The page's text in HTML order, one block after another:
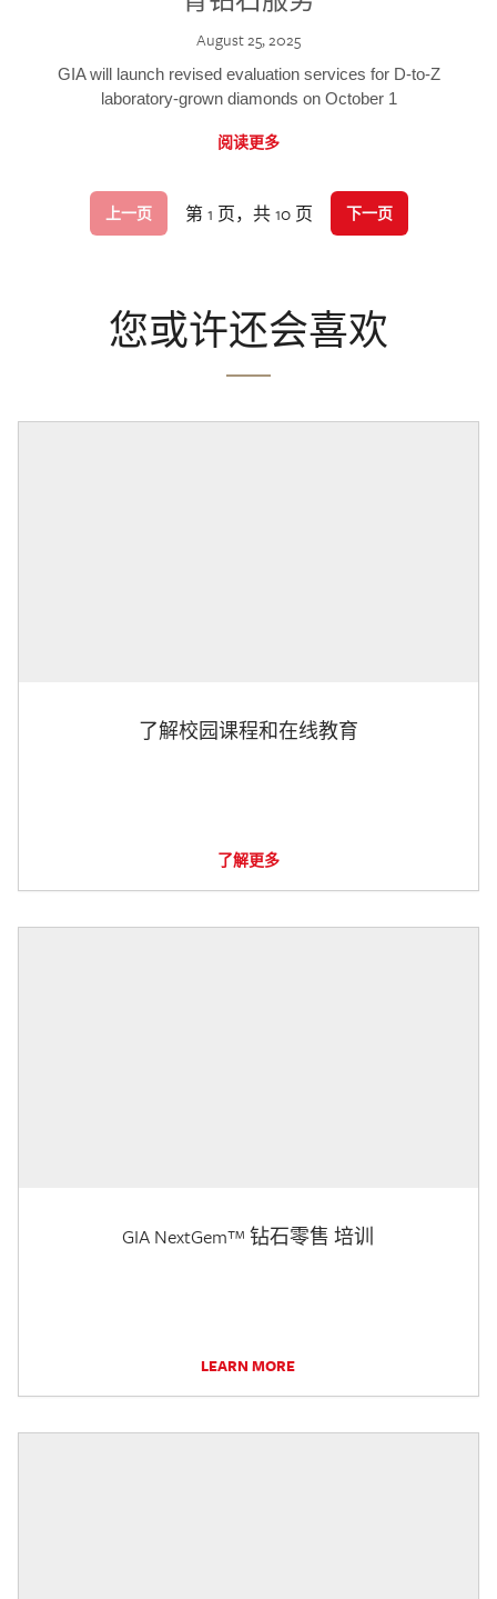
August 25, 2025
GIA will launch revised evaluation services for D-to-Z
laboratory-grown diamonds on October 1
阅读更多
上一页 第 1 页，共 10 页 下一页
您或许还会喜欢
了解校园课程和在线教育
了解更多
GIA NextGem™ 钻石零售 培训
LEARN MORE